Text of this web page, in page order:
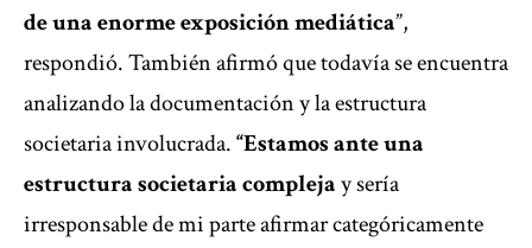
de una enorme exposición mediática”,
respondió. También afirmó que todavía se encuentra
analizando la documentación y la estructura
societaria involucrada.“Estamos ante una
estructura societaria complejay sería
irresponsable de mi parte afirmar categóricamente